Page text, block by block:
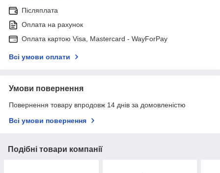
Післяплата
Оплата на рахунок
Оплата картою Visa, Mastercard - WayForPay
Всі умови оплати
Умови повернення
Повернення товару впродовж 14 днів за домовленістю
Всі умови повернення
Подібні товари компанії